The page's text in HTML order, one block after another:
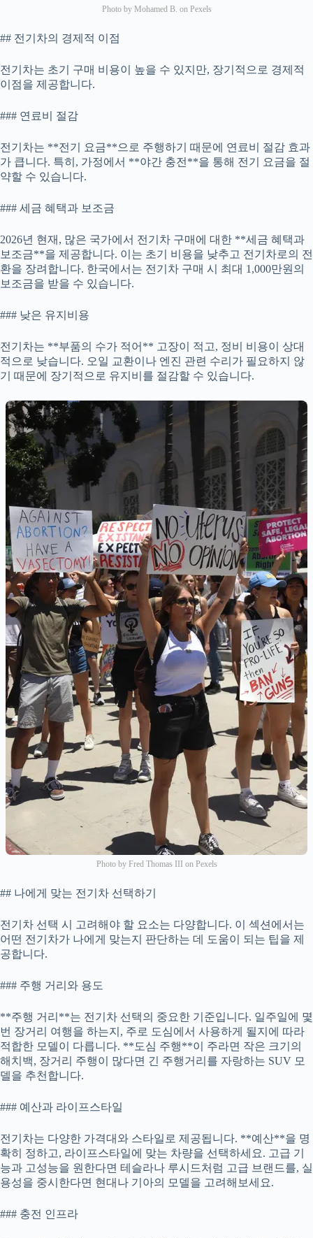
Photo by Mohamed B. on Pexels
## 전기차의 경제적 이점
전기차는 초기 구매 비용이 높을 수 있지만, 장기적으로 경제적
이점을 제공합니다.
### 연료비 절감
전기차는 **전기 요금**으로 주행하기 때문에 연료비 절감 효과
가 큽니다. 특히, 가정에서 **야간 충전**을 통해 전기 요금을 절
약할 수 있습니다.
### 세금 혜택과 보조금
2026년 현재, 많은 국가에서 전기차 구매에 대한 **세금 혜택과
보조금**을 제공합니다. 이는 초기 비용을 낮추고 전기차로의 전
환을 장려합니다. 한국에서는 전기차 구매 시 최대 1,000만원의
보조금을 받을 수 있습니다.
### 낮은 유지비용
전기차는 **부품의 수가 적어** 고장이 적고, 정비 비용이 상대
적으로 낮습니다. 오일 교환이나 엔진 관련 수리가 필요하지 않
기 때문에 장기적으로 유지비를 절감할 수 있습니다.
Photo by Fred Thomas III on Pexels
## 나에게 맞는 전기차 선택하기
전기차 선택 시 고려해야 할 요소는 다양합니다. 이 섹션에서는
어떤 전기차가 나에게 맞는지 판단하는 데 도움이 되는 팁을 제
공합니다.
### 주행 거리와 용도
**주행 거리**는 전기차 선택의 중요한 기준입니다. 일주일에 몇
번 장거리 여행을 하는지, 주로 도심에서 사용하게 될지에 따라
적합한 모델이 다릅니다. **도심 주행**이 주라면 작은 크기의
해치백, 장거리 주행이 많다면 긴 주행거리를 자랑하는 SUV 모
델을 추천합니다.
### 예산과 라이프스타일
전기차는 다양한 가격대와 스타일로 제공됩니다. **예산**을 명
확히 정하고, 라이프스타일에 맞는 차량을 선택하세요. 고급 기
능과 고성능을 원한다면 테슬라나 루시드처럼 고급 브랜드를, 실
용성을 중시한다면 현대나 기아의 모델을 고려해보세요.
### 충전 인프라